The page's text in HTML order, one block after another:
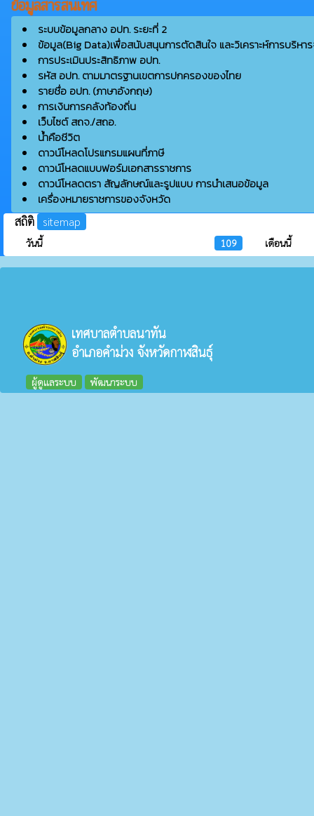
ข้อมูลสารสนเทศ
ระบบข้อมูลกลาง อปท. ระยะที่ 2
ข้อมูล(Big Data)เพื่อสนับสนุนการตัดสินใจ และวิเคราะห์การบริห
การประเมินประสิทธิภาพ อปท.
รหัส อปท. ตามมาตรฐานเขตการปกครองของไทย
รายชื่อ อปท. (ภาษาอังกฤษ)
การเงินการคลังท้องถิ่น
เว็บไซต์ สถจ./สถอ.
น้ำคือชีวิต
ดาวน์โหลดโปรแกรมแผนที่ภาษี
ดาวน์โหลดแบบฟอร์มเอกสารราชการ
ดาวน์โหลดตรา สัญลักษณ์และรูปแบบ การนำเสนอข้อมูล
เครื่องหมายราชการของจังหวัด
สถิติ sitemap
วันนี้ 109 เดือนนี้
เทศบาลตำบลนาทัน
อำเภอคำม่วง จังหวัดกาฬสินธุ์
ผู้ดูแลระบบ พัฒนาระบบ